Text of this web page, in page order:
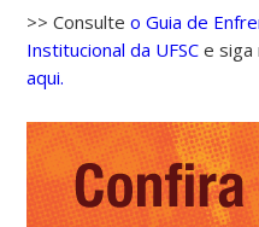
>> Consulteo Guia de
Institucional da UFSC e siga
aqui.